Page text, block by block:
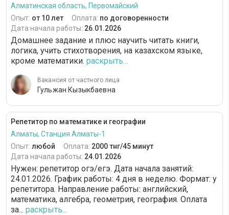
Алматинская область, Первомайский
Опыт: от 10 лет Оплата: по договоренности
Дата начала работы: 26.01.2026
Домашнее задание и плюс научить читать книги,
логика, учить стихотворения, на казахском языке,
кроме математики. раскрыть...
Вакансия от частного лица
Гульжан Кызыкбаевна
Репетитор по математике и географии
Алматы, Станция Алматы-1
Опыт: любой Оплата: 2000 тнг/45 минут
Дата начала работы: 24.01.2026
Нужен: репетитор огэ/егэ. Дата начала занятий:
24.01.2026. График работы: 4 дня в неделю. Формат: у
репетитора. Направление работы: английский,
математика, алгебра, геометрия, география. Оплата
за... раскрыть...